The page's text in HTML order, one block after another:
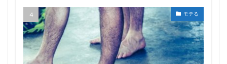
モテる